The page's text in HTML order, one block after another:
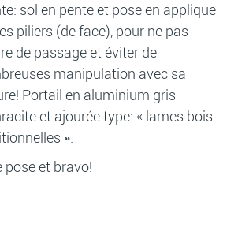
sol en pente et pose en applique
piliers (de face), pour ne pas
de passage et éviter de
manipulation avec sa
Portail en aluminium gris
et ajourée type: « lames bois
».
pose et bravo!